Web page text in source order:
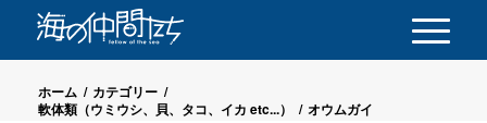
ホーム / カテゴリー /
軟体類（ウミウシ、貝、タコ、イカ etc...）
/ オウムガイ